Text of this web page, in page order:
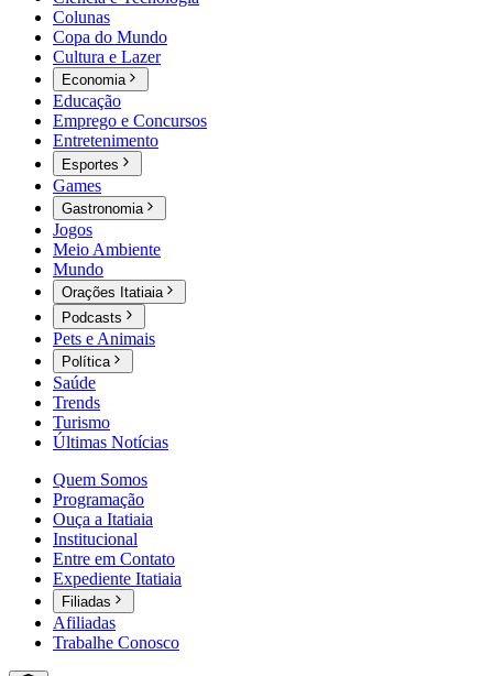
Colunas
Copa do Mundo
Cultura e Lazer
Economia
Educação
Emprego e Concursos
Entretenimento
Esportes
Games
Gastronomia
Jogos
Meio Ambiente
Mundo
Orações Itatiaia
Podcasts
Pets e Animais
Política
Saúde
Trends
Turismo
Últimas Notícias
Quem Somos
Programação
Ouça a Itatiaia
Institucional
Entre em Contato
Expediente Itatiaia
Filiadas
Afiliadas
Trabalhe Conosco